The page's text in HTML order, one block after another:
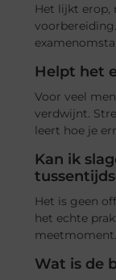
Het lijkt erop,
Helpt het
Voor veel
verdwijnt.
leert hoe je
Kan ik
Het is geen
het echte
meetmoment.
Wat is de